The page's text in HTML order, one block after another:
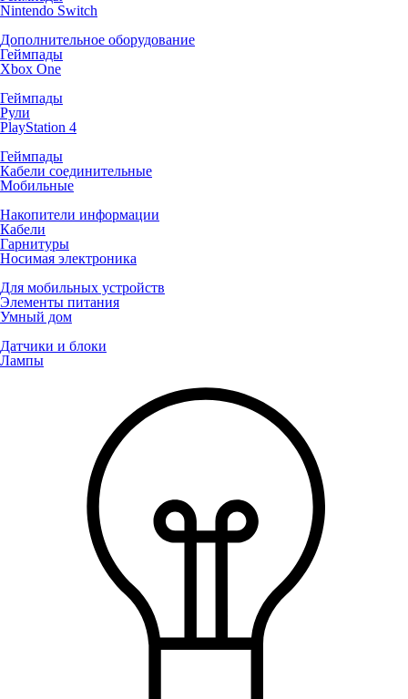
Nintendo Switch
Дополнительное оборудование
Геймпады
Xbox One
Геймпады
Рули
PlayStation 4
Геймпады
Кабели соединительные
Мобильные
Накопители информации
Кабели
Гарнитуры
Носимая электроника
Для мобильных устройств
Элементы питания
Умный дом
Датчики и блоки
Лампы